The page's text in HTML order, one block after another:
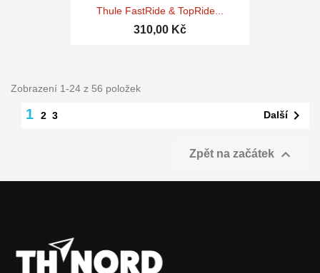
Thule FastRide & TopRide...
310,00 Kč
Zobrazení 1-24 z 56 položek
1 2 3 Další
Zpět na začátek 